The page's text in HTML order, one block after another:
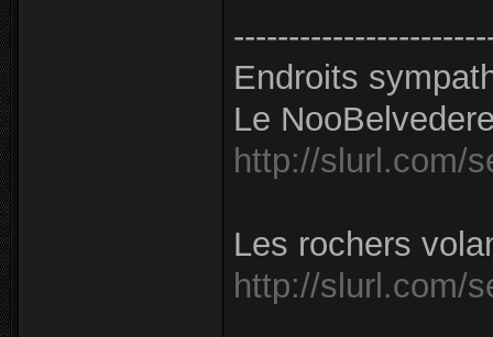
Endroits
Le
http://slurl.com/
Les rochers
http://slurl.com/